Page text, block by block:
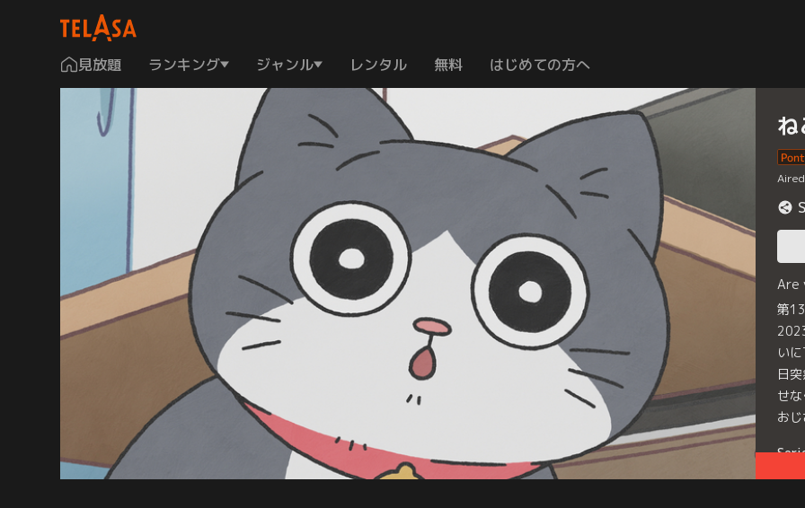
見放題 ランキング ジャンル レンタル 無料 はじめての方へ
Are
第
い
日
せ
お